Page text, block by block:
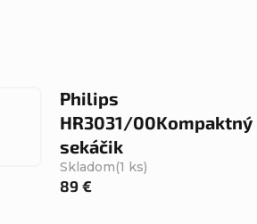
Philips
HR3031/00Kompaktný
sekáčik
Skladom(1 ks)
89 €